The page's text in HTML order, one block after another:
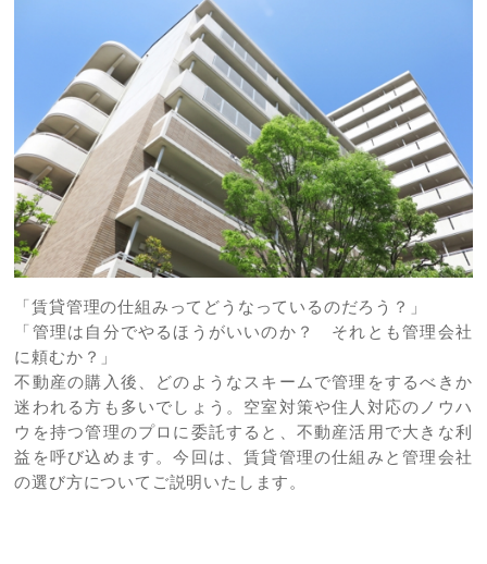
「賃貸管理の仕組みってどうなっているのだろう？」
「管理は自分でやるほうがいいのか？ それとも管理会社
に頼むか？」
不動産の購入後、どのようなスキームで管理をするべきか
迷われる方も多いでしょう。空室対策や住人対応のノウハ
ウを持つ管理のプロに委託すると、不動産活用で大きな利
益を呼び込めます。今回は、賃貸管理の仕組みと管理会社
の選び方についてご説明いたします。